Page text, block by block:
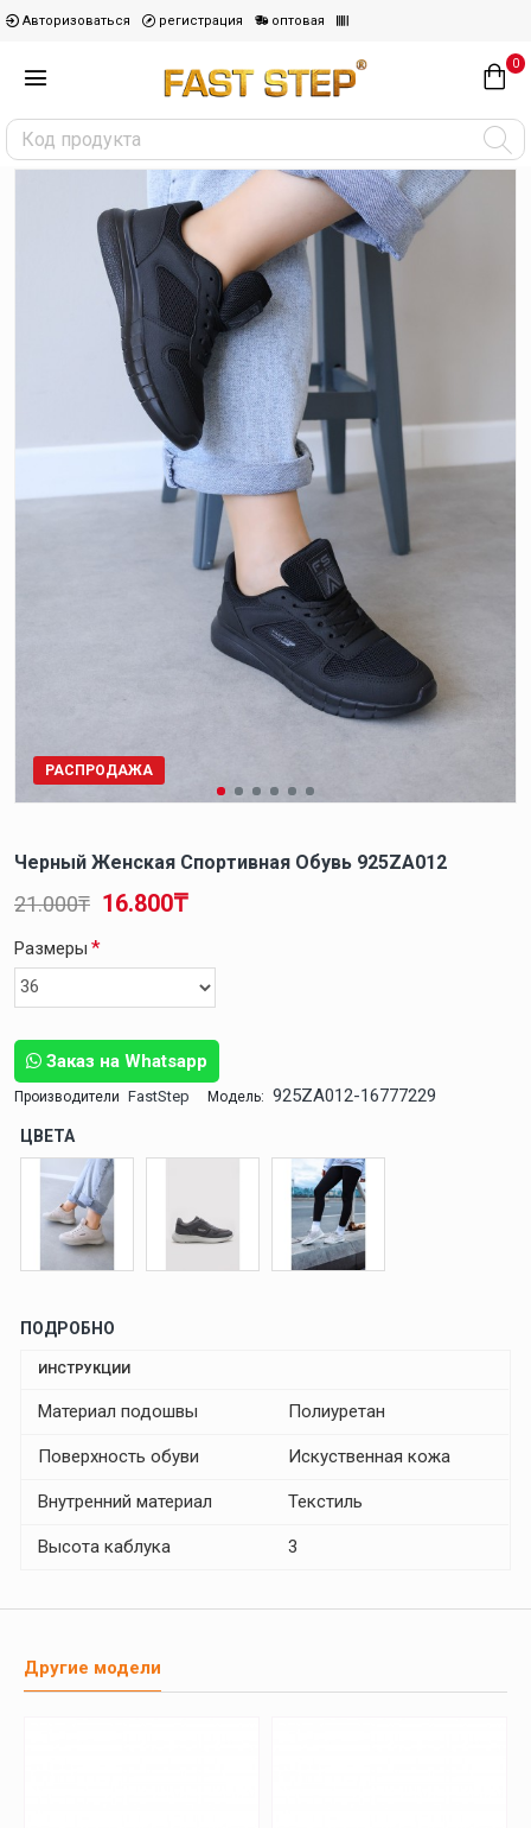
Авторизоваться регистрация оптовая
0
РАСПРОДАЖА
Черный Женская Спортивная Обувь 925ZA012
Заказ на Whatsapp
Производители FastStep Модель: 925ZA012-16777229
16.800₸
21.000₸
Размеры
ЦВЕТА
ПОДРОБНО
ИНСТРУКЦИИ
Материал подошвы Полиуретан
Поверхность обуви Искуственная кожа
Внутренний материал Текстиль
Высота каблука 3
Другие модели